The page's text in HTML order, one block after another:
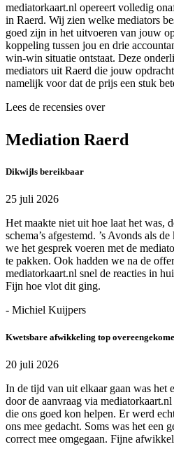
mediatorkaart.nl opereert volledig
in Raerd. Wij zien welke mediators
goed zijn in het uitvoeren van jouw
koppeling tussen jou en drie
win-win situatie ontstaat. Deze
mediators uit Raerd die jouw
namelijk voor dat de prijs een stuk
Lees de recensies over
Mediation Raerd
Dikwijls bereikbaar
25 juli 2026
Het maakte niet uit hoe laat het was,
schema’s afgestemd. ’s Avonds als
we het gesprek voeren met de
te pakken. Ook hadden we na de
mediatorkaart.nl snel de reacties in
Fijn hoe vlot dit ging.
- Michiel Kuijpers
Kwetsbare afwikkeling top
20 juli 2026
In de tijd van uit elkaar gaan was het
door de aanvraag via
die ons goed kon helpen. Er werd
ons mee gedacht. Soms was het een
correct mee omgegaan. Fijne